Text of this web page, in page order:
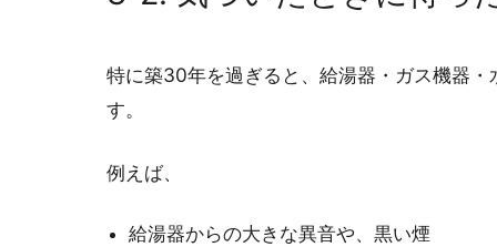
特に築30年を過ぎると、給湯器・ガス機器
す。
例えば、
給湯器からの大きな異音や、黒い煙